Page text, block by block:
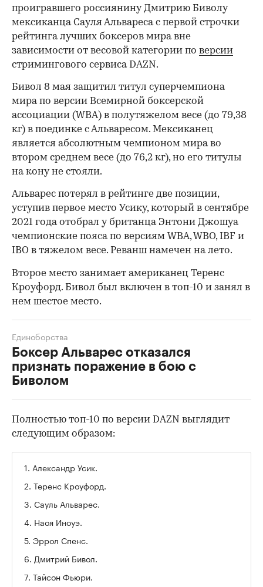
проигравшего россиянину Дмитрию Биволу
мексиканца Сауля Альвареса с первой строчки
рейтинга лучших боксеров мира вне
зависимости от весовой категории по версии
стримингового сервиса DAZN.
Бивол 8 мая защитил титул суперчемпиона
мира по версии Всемирной боксерской
ассоциации (WBA) в полутяжелом весе (до 79,38
кг) в поединке с Альваресом. Мексиканец
является абсолютным чемпионом мира во
втором среднем весе (до 76,2 кг), но его титулы
на кону не стояли.
Альварес потерял в рейтинге две позиции,
уступив первое место Усику, который в сентябре
2021 года отобрал у британца Энтони Джошуа
чемпионские пояса по версиям WBA, WBO, IBF и
IBO в тяжелом весе. Реванш намечен на лето.
Второе место занимает американец Теренс
Кроуфорд. Бивол был включен в топ-10 и занял в
нем шестое место.
Боксер Альварес отказался
признать поражение в бою с
Биволом
Единоборства
Полностью топ-10 по версии DAZN выглядит
следующим образом:
1. Александр Усик.
2. Теренс Кроуфорд.
3. Сауль Альварес.
4. Наоя Иноуэ.
5. Эррол Спенс.
6. Дмитрий Бивол.
7. Тайсон Фьюри.